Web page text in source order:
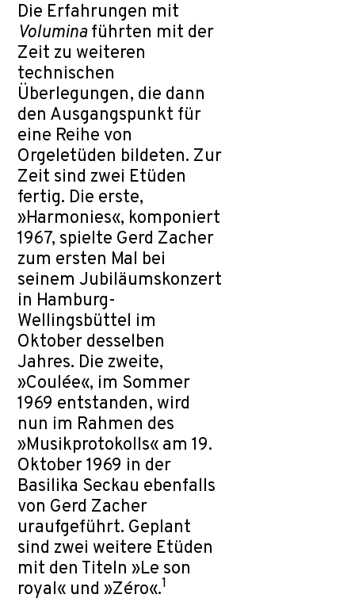
Die Erfahrungen mit
Voluminaführten mit der
Zeit zu weiteren
technischen
Überlegungen, die dann
den Ausgangspunkt für
eine Reihe von
Orgeletüden bildeten. Zur
Zeit sind zwei Etüden
fertig. Die erste,
»Harmonies«, komponiert
1967, spielte Gerd Zacher
zum ersten Mal bei
seinem Jubiläumskonzert
in Hamburg-
Wellingsbüttel im
Oktober desselben
Jahres. Die zweite,
»Coulée«, im Sommer
1969 entstanden, wird
nun im Rahmen des
»Musikprotokolls« am 19.
Oktober 1969 in der
Basilika Seckau ebenfalls
von Gerd Zacher
uraufgeführt. Geplant
sind zwei weitere Etüden
mit den Titeln »Le son
royal« und »Zéro«.1